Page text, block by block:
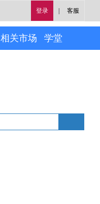
登录 客服
相关市场 学堂